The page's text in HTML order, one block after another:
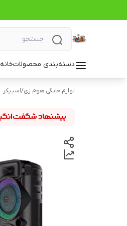
دسته‌بندی محصولاتخانه
لوازم خانگی هوم زی/اسپیکر